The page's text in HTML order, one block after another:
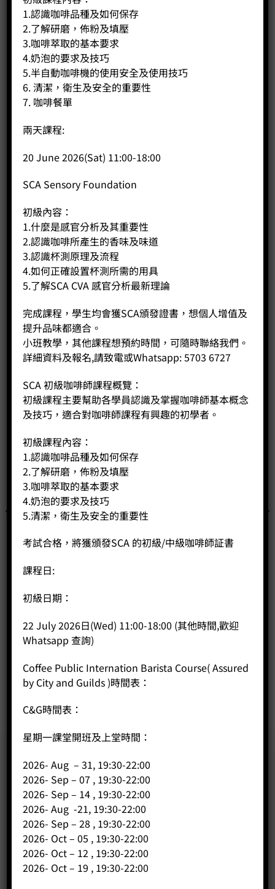
評價 (0)
A. 初級課程概覽：
課程主要幫助各學員認識及掌握沖煮的概念及技巧，適合對
沖煮有興趣的初學者。
B. 初級課程內容：
1.認識咖啡品種及種植環境
3.認識不同沖煮方法及技巧
C. 中級課程內容：
2. 認識不同磨豆機的分別，測試其效果及效率
4. 嘗試不同烘焙度對咖啡風味的影響
5. 認識不同沖泡方法，歷史及不同沖泡階段風味的變化
6. 分析各種影響咖啡沖煮發萃取的因素
7. 探討水質與咖啡的關係
8. SCA金杯圖表的使用方法
相關商品
Price: HK$8,800.00
- +
BUY NOW
1.認識咖啡品種及如何保存
2.了解研磨，佈粉及填壓
3.咖啡萃取的基本要求
4.奶泡的要求及技巧
5.半自動咖啡機的使用安全及使用技巧
6. 清潔，衛生及安全的重要性
7. 咖啡餐單
兩天課程:
20 June 2026(Sat) 11:00-18:00
SCA Sensory Foundation
初級內容：
1.什麼是感官分析及其重要性
2.認識咖啡所產生的香味及味道
3.認識杯測原理及流程
4.如何正確設置杯測所需的用具
5.了解SCA CVA 感官分析最新理論
完成課程，學生均會獲SCA頒發證書，想個人增值及
提升品味都適合。
小班教學，其他課程想預約時間，可隨時聯絡我們。
詳細資料及報名,請致電或Whatsapp: 5703 6727
SCA 初級咖啡師課程概覽：
初級課程主要幫助各學員認識及掌握咖啡師基本概念
及技巧，適合對咖啡師課程有興趣的初學者。
初級課程內容：
1.認識咖啡品種及如何保存
2.了解研磨，佈粉及填壓
3.咖啡萃取的基本要求
4.奶泡的要求及技巧
5.清潔，衛生及安全的重要性
考試合格，將獲頒發SCA 的初級/中級咖啡師証書
課程日:
初級日期：
22 July 2026日(Wed) 11:00-18:00 (其他時間,歡迎
Whatsapp 查詢)
Coffee Public Internation Barista Course( Assured
by City and Guilds )時間表：
C&G時間表：
星期一課堂開班及上堂時間：
2026- Aug – 31, 19:30-22:00
2026- Sep – 07 , 19:30-22:00
2026- Sep – 14 , 19:30-22:00
2026- Aug -21, 19:30-22:00
2026- Sep – 28 , 19:30-22:00
2026- Oct – 05 , 19:30-22:00
2026- Oct – 12 , 19:30-22:00
2026- Oct – 19 , 19:30-22:00